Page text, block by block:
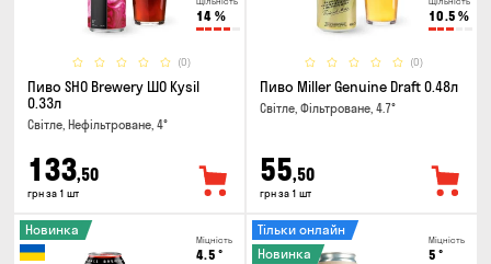
14 %
(0)
Пиво SHO Brewery ШО Kysil
0.33л
Світле, Нефільтроване, 4°
133,50
грн за 1 шт
10.5 %
(0)
Пиво Miller Genuine Draft 0.48л
Світле, Фільтроване, 4.7°
55,50
грн за 1 шт
Міцність
4.5 °
Новинка
Міцність
5 °
Тільки онлайн
Новинка